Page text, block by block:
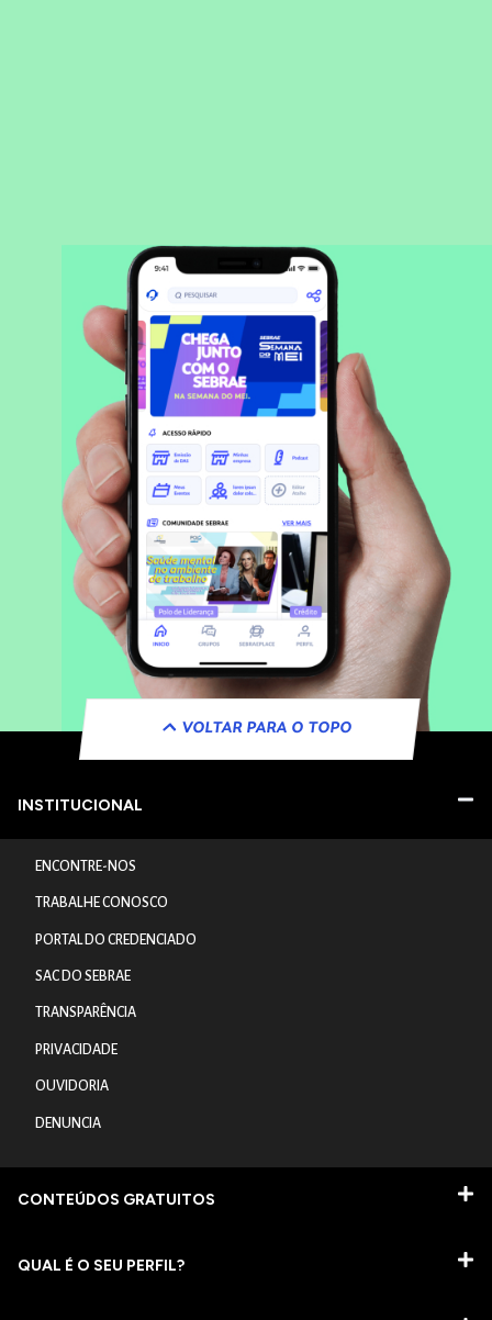
VOLTAR PARA O TOPO
INSTITUCIONAL
ENCONTRE-NOS
TRABALHE CONOSCO
PORTAL DO CREDENCIADO
SAC DO SEBRAE
TRANSPARÊNCIA
PRIVACIDADE
OUVIDORIA
DENUNCIA
CONTEÚDOS GRATUITOS
QUAL É O SEU PERFIL?